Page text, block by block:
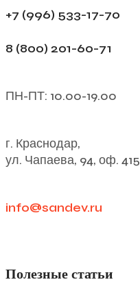
+7 (996) 533-17-70
8 (800) 201-60-71
ПН-ПТ: 10.00-19.00
г. Краснодар,
ул. Чапаева, 94, оф. 415
info@sandev.ru
Полезные статьи